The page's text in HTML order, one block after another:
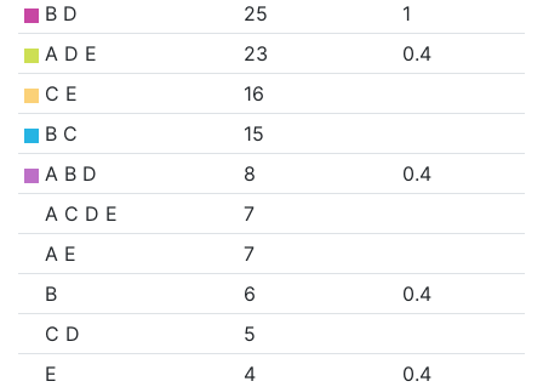
B D
25
1
A D E
23
0.4
C E
16
B C
15
A B D
8
0.4
A C D E
7
A E
7
B
6
0.4
C D
5
E
4
0.4